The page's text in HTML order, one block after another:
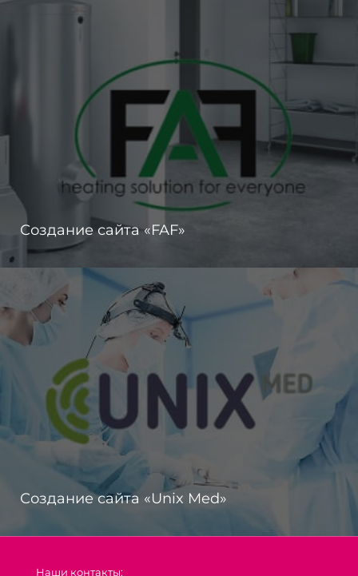
Создание сайта «FAF»
Создание сайта «Unix Med»
Наши контакты: